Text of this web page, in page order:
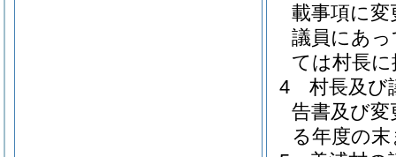
載事項に
議員にあ
ては村長
4
村長及び
告書及び
る年度の